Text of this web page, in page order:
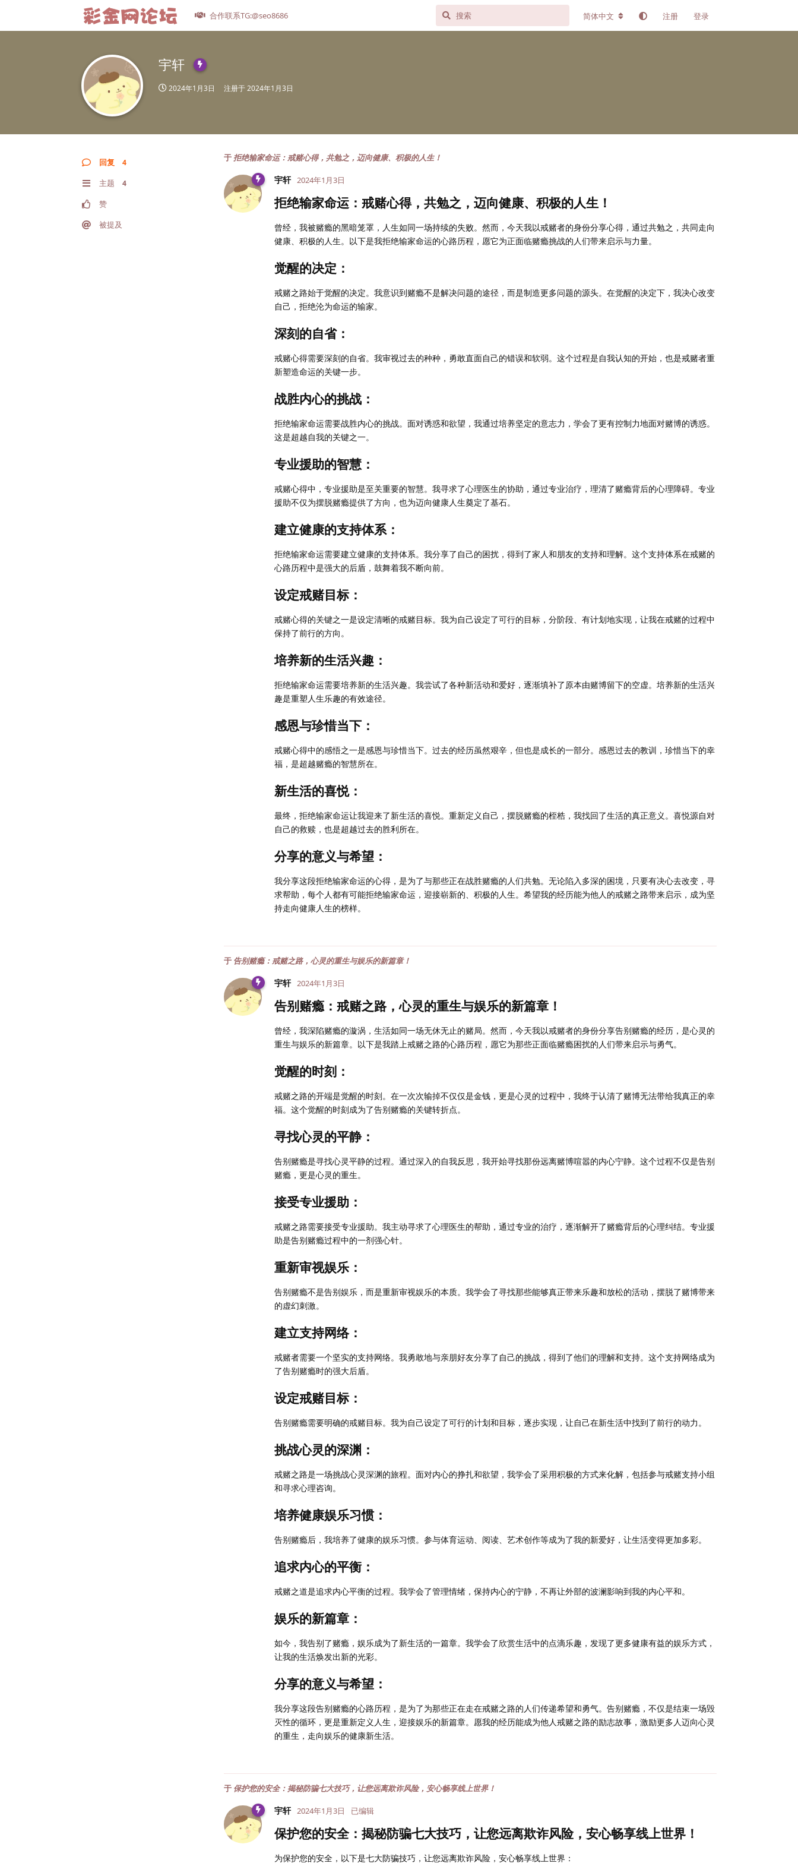
合作联系TG:@seo8686 简体中文 注册 登录
宇轩
2024年1月3日 注册于2024年1月3日
回复 4
主题 4
赞
被提及
于 拒绝输家命运：戒赌心得，共勉之，迈向健康、积极的人生！
宇轩 2024年1月3日
拒绝输家命运：戒赌心得，共勉之，迈向健康、积极的人生！
曾经，我被赌瘾的黑暗笼罩，人生如同一场持续的失败。然而，今天我以戒赌者的身份分享心得，通过共勉之，共同走向
健康、积极的人生。以下是我拒绝输家命运的心路历程，愿它为正面临赌瘾挑战的人们带来启示与力量。
觉醒的决定：
戒赌之路始于觉醒的决定。我意识到赌瘾不是解决问题的途径，而是制造更多问题的源头。在觉醒的决定下，我决心改变
自己，拒绝沦为命运的输家。
深刻的自省：
戒赌心得需要深刻的自省。我审视过去的种种，勇敢直面自己的错误和软弱。这个过程是自我认知的开始，也是戒赌者重
新塑造命运的关键一步。
战胜内心的挑战：
拒绝输家命运需要战胜内心的挑战。面对诱惑和欲望，我通过培养坚定的意志力，学会了更有控制力地面对赌博的诱惑。
这是超越自我的关键之一。
专业援助的智慧：
戒赌心得中，专业援助是至关重要的智慧。我寻求了心理医生的协助，通过专业治疗，理清了赌瘾背后的心理障碍。专业
援助不仅为摆脱赌瘾提供了方向，也为迈向健康人生奠定了基石。
建立健康的支持体系：
拒绝输家命运需要建立健康的支持体系。我分享了自己的困扰，得到了家人和朋友的支持和理解。这个支持体系在戒赌的
心路历程中是强大的后盾，鼓舞着我不断向前。
设定戒赌目标：
戒赌心得的关键之一是设定清晰的戒赌目标。我为自己设定了可行的目标，分阶段、有计划地实现，让我在戒赌的过程中
保持了前行的方向。
培养新的生活兴趣：
拒绝输家命运需要培养新的生活兴趣。我尝试了各种新活动和爱好，逐渐填补了原本由赌博留下的空虚。培养新的生活兴
趣是重塑人生乐趣的有效途径。
感恩与珍惜当下：
戒赌心得中的感悟之一是感恩与珍惜当下。过去的经历虽然艰辛，但也是成长的一部分。感恩过去的教训，珍惜当下的幸
福，是超越赌瘾的智慧所在。
新生活的喜悦：
最终，拒绝输家命运让我迎来了新生活的喜悦。重新定义自己，摆脱赌瘾的桎梏，我找回了生活的真正意义。喜悦源自对
自己的救赎，也是超越过去的胜利所在。
分享的意义与希望：
我分享这段拒绝输家命运的心得，是为了与那些正在战胜赌瘾的人们共勉。无论陷入多深的困境，只要有决心去改变，寻
求帮助，每个人都有可能拒绝输家命运，迎接崭新的、积极的人生。希望我的经历能为他人的戒赌之路带来启示，成为坚
持走向健康人生的榜样。
于 告别赌瘾：戒赌之路，心灵的重生与娱乐的新篇章！
宇轩 2024年1月3日
告别赌瘾：戒赌之路，心灵的重生与娱乐的新篇章！
曾经，我深陷赌瘾的漩涡，生活如同一场无休无止的赌局。然而，今天我以戒赌者的身份分享告别赌瘾的经历，是心灵的
重生与娱乐的新篇章。以下是我踏上戒赌之路的心路历程，愿它为那些正面临赌瘾困扰的人们带来启示与勇气。
觉醒的时刻：
戒赌之路的开端是觉醒的时刻。在一次次输掉不仅仅是金钱，更是心灵的过程中，我终于认清了赌博无法带给我真正的幸
福。这个觉醒的时刻成为了告别赌瘾的关键转折点。
寻找心灵的平静：
告别赌瘾是寻找心灵平静的过程。通过深入的自我反思，我开始寻找那份远离赌博喧嚣的内心宁静。这个过程不仅是告别
赌瘾，更是心灵的重生。
接受专业援助：
戒赌之路需要接受专业援助。我主动寻求了心理医生的帮助，通过专业的治疗，逐渐解开了赌瘾背后的心理纠结。专业援
助是告别赌瘾过程中的一剂强心针。
重新审视娱乐：
告别赌瘾不是告别娱乐，而是重新审视娱乐的本质。我学会了寻找那些能够真正带来乐趣和放松的活动，摆脱了赌博带来
的虚幻刺激。
建立支持网络：
戒赌者需要一个坚实的支持网络。我勇敢地与亲朋好友分享了自己的挑战，得到了他们的理解和支持。这个支持网络成为
了告别赌瘾时的强大后盾。
设定戒赌目标：
告别赌瘾需要明确的戒赌目标。我为自己设定了可行的计划和目标，逐步实现，让自己在新生活中找到了前行的动力。
挑战心灵的深渊：
戒赌之路是一场挑战心灵深渊的旅程。面对内心的挣扎和欲望，我学会了采用积极的方式来化解，包括参与戒赌支持小组
和寻求心理咨询。
培养健康娱乐习惯：
告别赌瘾后，我培养了健康的娱乐习惯。参与体育运动、阅读、艺术创作等成为了我的新爱好，让生活变得更加多彩。
追求内心的平衡：
戒赌之道是追求内心平衡的过程。我学会了管理情绪，保持内心的宁静，不再让外部的波澜影响到我的内心平和。
娱乐的新篇章：
如今，我告别了赌瘾，娱乐成为了新生活的一篇章。我学会了欣赏生活中的点滴乐趣，发现了更多健康有益的娱乐方式，
让我的生活焕发出新的光彩。
分享的意义与希望：
我分享这段告别赌瘾的心路历程，是为了为那些正在走在戒赌之路的人们传递希望和勇气。告别赌瘾，不仅是结束一场毁
灭性的循环，更是重新定义人生，迎接娱乐的新篇章。愿我的经历能成为他人戒赌之路的励志故事，激励更多人迈向心灵
的重生，走向娱乐的健康新生活。
于 保护您的安全：揭秘防骗七大技巧，让您远离欺诈风险，安心畅享线上世界！
宇轩 2024年1月3日 已编辑
保护您的安全：揭秘防骗七大技巧，让您远离欺诈风险，安心畅享线上世界！
为保护您的安全，以下是七大防骗技巧，让您远离欺诈风险，安心畅享线上世界：